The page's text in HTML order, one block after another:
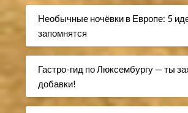
Необычные ночёвки в Европе: 5
запомнятся
Гастро-гид по Люксембургу — ты
добавки!